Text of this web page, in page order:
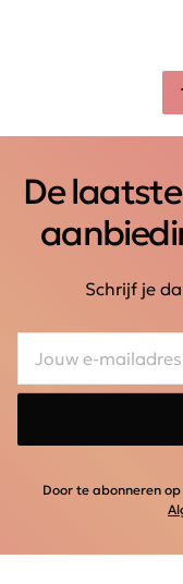
De
Schrijf je
Door te abonneren